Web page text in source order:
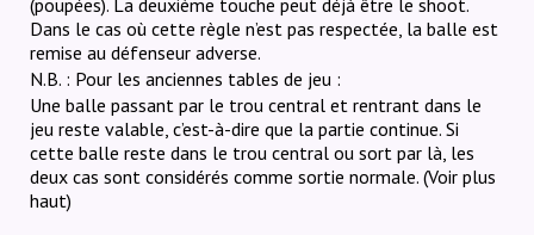
(poupées). La deuxième touche peut déjà être le shoot.
Dans le cas où cette règle n’est pas respectée, la balle est
remise au défenseur adverse.
N.B. : Pour les anciennes tables de jeu :
Une balle passant par le trou central et rentrant dans le
jeu reste valable, c’est-à-dire que la partie continue. Si
cette balle reste dans le trou central ou sort par là, les
deux cas sont considérés comme sortie normale. (Voir plus
haut)